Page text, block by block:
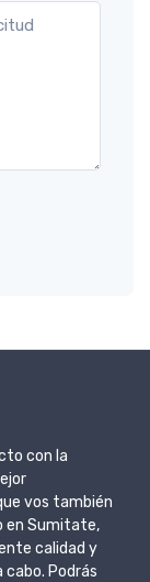
con la
vos también
en Sumitate,
calidad y
Podrás